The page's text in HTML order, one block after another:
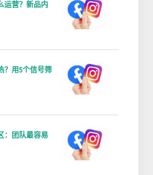
运营？新品内
？用5个信号筛
：团队最容易